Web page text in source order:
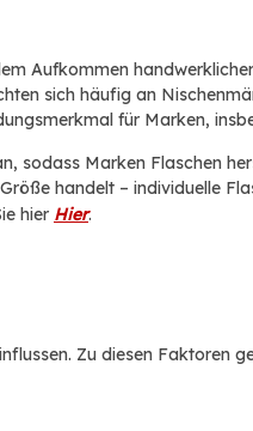
Aufkommen
sich häufig an
für Marken,
sodass Marken Flaschen
handelt – individuelle
hier Hier.
Zu diesen Faktoren